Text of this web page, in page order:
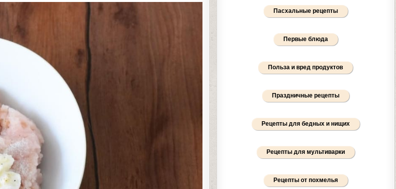
Пасхальные рецепты
Первые блюда
Польза и вред продуктов
Праздничные рецепты
Рецепты для бедных и нищих
Рецепты для мультиварки
Рецепты от похмелья